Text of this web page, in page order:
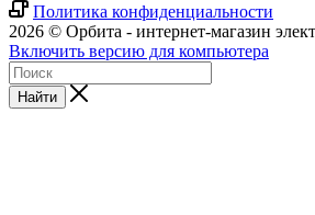
Политика конфиденциальности
2026 © Орбита - интернет-магазин
Включить версию для компьютера
Найти